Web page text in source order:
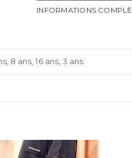
INFORMATIONS
8 ans, 16 ans, 3 ans